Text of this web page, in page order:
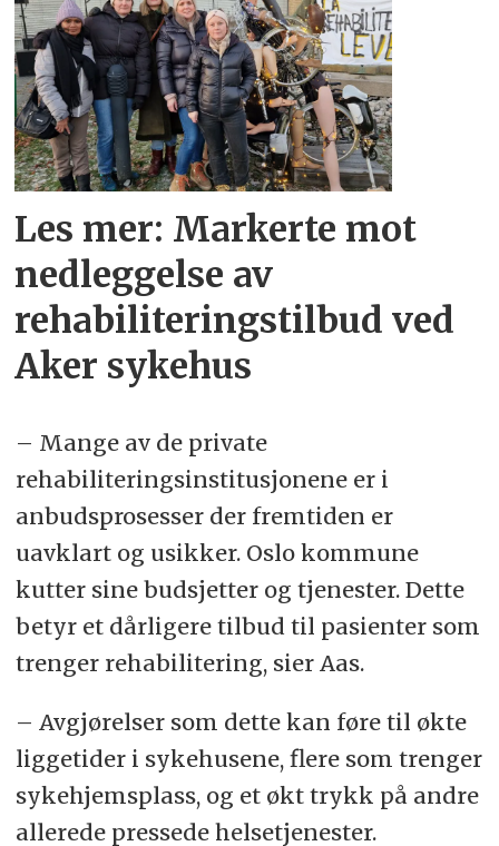
Les mer: Markerte mot
nedleggelse av
rehabiliteringstilbud ved
Aker sykehus
– Mange av de private
rehabiliteringsinstitusjonene er i
anbudsprosesser der fremtiden er
uavklart og usikker. Oslo kommune
kutter sine budsjetter og tjenester. Dette
betyr et dårligere tilbud til pasienter som
trenger rehabilitering, sier Aas.
– Avgjørelser som dette kan føre til økte
liggetider i sykehusene, flere som trenger
sykehjemsplass, og et økt trykk på andre
allerede pressede helsetjenester.